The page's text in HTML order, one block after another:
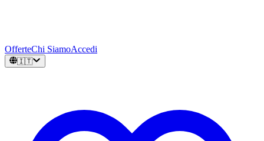
OfferteChi SiamoAccedi
🇮🇹